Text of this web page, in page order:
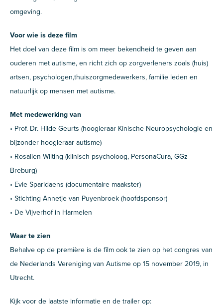
omgeving.
Voor wie is deze film
Het doel van deze film is om meer bekendheid te geven aan
ouderen met autisme, en richt zich op zorgverleners zoals (huis)
artsen, psychologen,thuiszorgmedewerkers, familie leden en
natuurlijk op mensen met autisme.
Met medewerking van
• Prof. Dr. Hilde Geurts (hoogleraar Kinische Neuropsychologie en
bijzonder hoogleraar autisme)
• Rosalien Wilting (klinisch psycholoog, PersonaCura, GGz
Breburg)
• Evie Sparidaens (documentaire maakster)
• Stichting Annetje van Puyenbroek (hoofdsponsor)
• De Vijverhof in Harmelen
Waar te zien
Behalve op de première is de film ook te zien op het congres van
de Nederlands Vereniging van Autisme op 15 november 2019, in
Utrecht.
Kijk voor de laatste informatie en de trailer op: